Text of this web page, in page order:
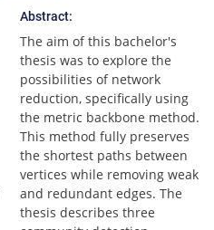
Abstract:
The aim of this bachelor's
thesis was to explore the
possibilities of network
reduction, specifically using
the metric backbone method.
This method fully preserves
the shortest paths between
vertices while removing weak
and redundant edges. The
thesis describes three